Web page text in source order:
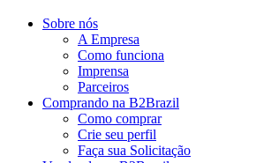
Sobre nós
A Empresa
Como funciona
Imprensa
Parceiros
Comprando na B2Brazil
Como comprar
Crie seu perfil
Faça sua Solicitação